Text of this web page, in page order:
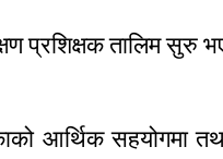
प्रशिक्षक तालिम सुरु
आर्थिक सहयोगमा